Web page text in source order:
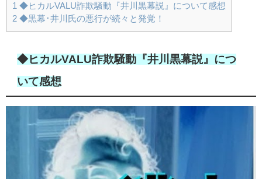
1 ◆ヒカルVALU詐欺騒動『井川黒幕説』について感想
2 ◆黒幕･井川氏の悪行が続々と発覚！
◆ヒカルVALU詐欺騒動『井川黒幕説』につ
いて感想